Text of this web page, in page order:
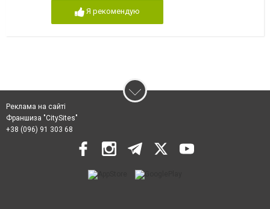
Я рекомендую
Реклама на сайті
Франшиза "CitySites"
+38 (096) 91 303 68